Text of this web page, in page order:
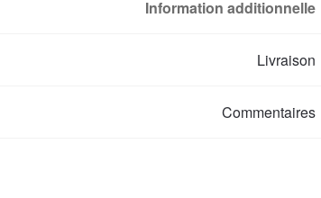
Information additionnelle
Livraison
Commentaires